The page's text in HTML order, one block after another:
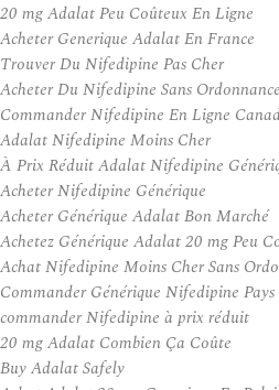
20 mg Adalat Peu Coûteux En Ligne
Acheter Generique Adalat En France
Trouver Du Nifedipine Pas Cher
Acheter Du Nifedipine Sans
Commander Nifedipine En Ligne
Adalat Nifedipine Moins Cher
À Prix Réduit Adalat Nifedipine
Acheter Nifedipine Générique
Acheter Générique Adalat Bon Marché
Achetez Générique Adalat 20 mg Peu
Achat Nifedipine Moins Cher Sans
Commander Générique Nifedipine Pays
commander Nifedipine à prix réduit
20 mg Adalat Combien Ça Coûte
Buy Adalat Safely